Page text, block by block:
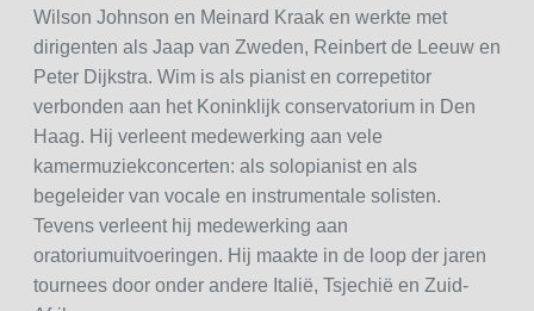
Wilson Johnson en Meinard Kraak en werkte met
dirigenten als Jaap van Zweden, Reinbert de Leeuw en
Peter Dijkstra. Wim is als pianist en correpetitor
verbonden aan het Koninklijk conservatorium in Den
Haag. Hij verleent medewerking aan vele
kamermuziekconcerten: als solopianist en als
begeleider van vocale en instrumentale solisten.
Tevens verleent hij medewerking aan
oratoriumuitvoeringen. Hij maakte in de loop der jaren
tournees door onder andere Italië, Tsjechië en Zuid-